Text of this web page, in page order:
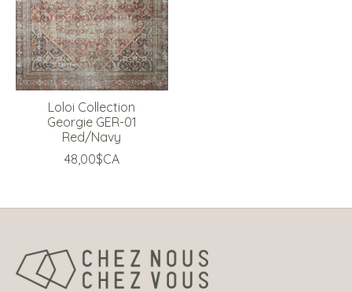
Loloi Collection
Georgie GER-01
Red/Navy
48,00$CA